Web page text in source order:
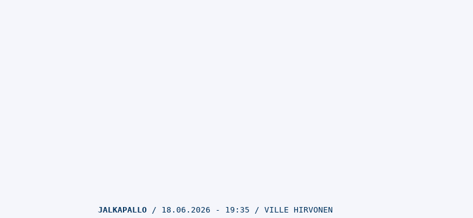
JALKAPALLO 18.06.2026 - 19:35 VILLE HIRVONEN